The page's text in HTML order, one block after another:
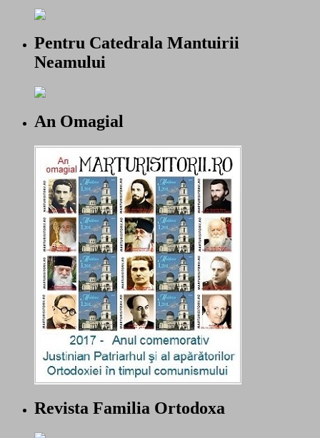
Pentru Catedrala Mantuirii
Neamului
An Omagial
Revista Familia Ortodoxa